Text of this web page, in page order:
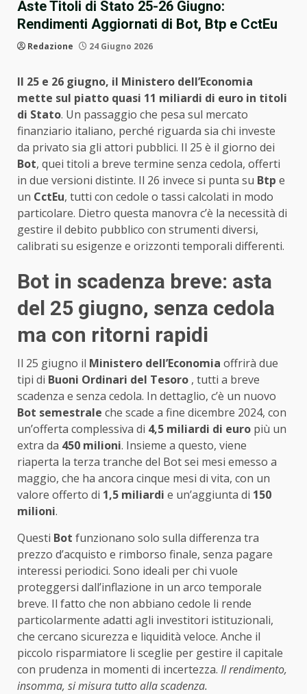
Aste Titoli di Stato 25-26 Giugno:
Rendimenti Aggiornati di Bot, Btp e CctEu
Redazione 24 Giugno 2026
Il 25 e 26 giugno, il Ministero dell’Economia
mette sul piatto quasi 11 miliardi di euro in titoli
di Stato. Un passaggio che pesa sul mercato
finanziario italiano, perché riguarda sia chi investe
da privato sia gli attori pubblici. Il 25 è il giorno dei
Bot, quei titoli a breve termine senza cedola, offerti
in due versioni distinte. Il 26 invece si punta su Btp e
un CctEu, tutti con cedole o tassi calcolati in modo
particolare. Dietro questa manovra c’è la necessità di
gestire il debito pubblico con strumenti diversi,
calibrati su esigenze e orizzonti temporali differenti.
Bot in scadenza breve: asta
del 25 giugno, senza cedola
ma con ritorni rapidi
Il 25 giugno il Ministero dell’Economia offrirà due
tipi di Buoni Ordinari del Tesoro , tutti a breve
scadenza e senza cedola. In dettaglio, c’è un nuovo
Bot semestrale che scade a fine dicembre 2024, con
un’offerta complessiva di 4,5 miliardi di euro più un
extra da 450 milioni. Insieme a questo, viene
riaperta la terza tranche del Bot sei mesi emesso a
maggio, che ha ancora cinque mesi di vita, con un
valore offerto di 1,5 miliardi e un’aggiunta di 150
milioni.
Questi Bot funzionano solo sulla differenza tra
prezzo d’acquisto e rimborso finale, senza pagare
interessi periodici. Sono ideali per chi vuole
proteggersi dall’inflazione in un arco temporale
breve. Il fatto che non abbiano cedole li rende
particolarmente adatti agli investitori istituzionali,
che cercano sicurezza e liquidità veloce. Anche il
piccolo risparmiatore li sceglie per gestire il capitale
con prudenza in momenti di incertezza. Il rendimento,
insomma, si misura tutto alla scadenza.